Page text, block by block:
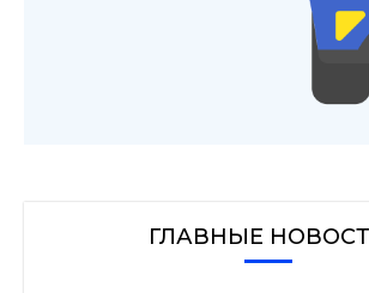
ГЛАВНЫЕ